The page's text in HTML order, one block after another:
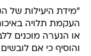
"מידת היעילות של
העקמת תלויה
או הנערה מוכנים